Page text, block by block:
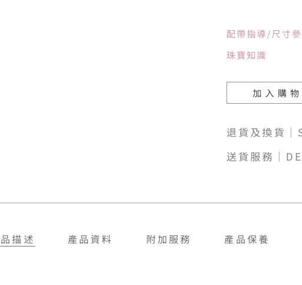
配帶指導/尺寸
珠寶知識
加入購
退貨及換貨
送貨服務｜
描述 產品資料 附加服務 產品保養